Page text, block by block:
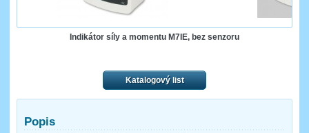
Indikátor síly a momentu M7IE, bez senzoru
Katalogový list
Popis